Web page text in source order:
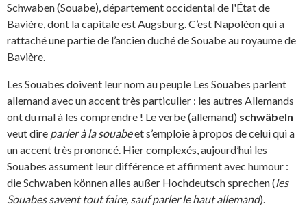
Schwaben (Souabe), département occidental de l'État de
Bavière, dont la capitale est Augsburg. C’est Napoléon qui a
rattaché une partie de l’ancien duché de Souabe au royaume de
Bavière.
Les Souabes doivent leur nom au peuple Les Souabes parlent
allemand avec un accent très particulier : les autres Allemands
ont du mal à les comprendre ! Le verbe (allemand) schwäbeln
veut dire parler à la souabeet s’emploie à propos de celui qui a
un accent très prononcé. Hier complexés, aujourd’hui les
Souabes assument leur différence et affirment avec humour :
die Schwaben können alles außer Hochdeutsch sprechen (les
Souabes savent tout faire, sauf parler le haut allemand).